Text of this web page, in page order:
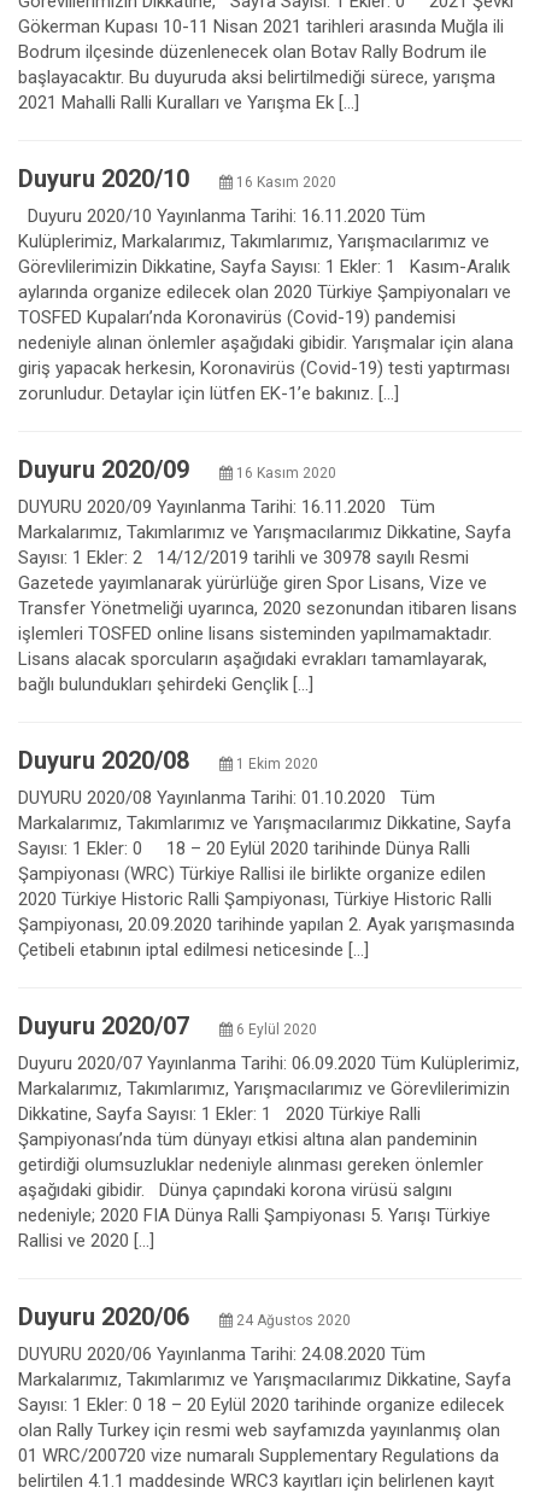
Gökerman Kupası 10-11 Nisan 2021 tarihleri arasında Muğla ili
Bodrum ilçesinde düzenlenecek olan Botav Rally Bodrum ile
başlayacaktır. Bu duyuruda aksi belirtilmediği sürece, yarışma
2021 Mahalli Ralli Kuralları ve Yarışma Ek […]
Duyuru 2020/10 16 Kasım 2020
Duyuru 2020/10 Yayınlanma Tarihi: 16.11.2020 Tüm
Kulüplerimiz, Markalarımız, Takımlarımız, Yarışmacılarımız ve
Görevlilerimizin Dikkatine, Sayfa Sayısı: 1 Ekler: 1 Kasım-Aralık
aylarında organize edilecek olan 2020 Türkiye Şampiyonaları ve
TOSFED Kupaları’nda Koronavirüs (Covid-19) pandemisi
nedeniyle alınan önlemler aşağıdaki gibidir. Yarışmalar için alana
giriş yapacak herkesin, Koronavirüs (Covid-19) testi yaptırması
zorunludur. Detaylar için lütfen EK-1’e bakınız. […]
Duyuru 2020/09 16 Kasım 2020
DUYURU 2020/09 Yayınlanma Tarihi: 16.11.2020 Tüm
Markalarımız, Takımlarımız ve Yarışmacılarımız Dikkatine, Sayfa
Sayısı: 1 Ekler: 2 14/12/2019 tarihli ve 30978 sayılı Resmi
Gazetede yayımlanarak yürürlüğe giren Spor Lisans, Vize ve
Transfer Yönetmeliği uyarınca, 2020 sezonundan itibaren lisans
işlemleri TOSFED online lisans sisteminden yapılmamaktadır.
Lisans alacak sporcuların aşağıdaki evrakları tamamlayarak,
bağlı bulundukları şehirdeki Gençlik […]
Duyuru 2020/08 1 Ekim 2020
DUYURU 2020/08 Yayınlanma Tarihi: 01.10.2020 Tüm
Markalarımız, Takımlarımız ve Yarışmacılarımız Dikkatine, Sayfa
Sayısı: 1 Ekler: 0 18 – 20 Eylül 2020 tarihinde Dünya Ralli
Şampiyonası (WRC) Türkiye Rallisi ile birlikte organize edilen
2020 Türkiye Historic Ralli Şampiyonası, Türkiye Historic Ralli
Şampiyonası, 20.09.2020 tarihinde yapılan 2. Ayak yarışmasında
Çetibeli etabının iptal edilmesi neticesinde […]
Duyuru 2020/07 6 Eylül 2020
Duyuru 2020/07 Yayınlanma Tarihi: 06.09.2020 Tüm Kulüplerimiz,
Markalarımız, Takımlarımız, Yarışmacılarımız ve Görevlilerimizin
Dikkatine, Sayfa Sayısı: 1 Ekler: 1 2020 Türkiye Ralli
Şampiyonası’nda tüm dünyayı etkisi altına alan pandeminin
getirdiği olumsuzluklar nedeniyle alınması gereken önlemler
aşağıdaki gibidir. Dünya çapındaki korona virüsü salgını
nedeniyle; 2020 FIA Dünya Ralli Şampiyonası 5. Yarışı Türkiye
Rallisi ve 2020 […]
Duyuru 2020/06 24 Ağustos 2020
DUYURU 2020/06 Yayınlanma Tarihi: 24.08.2020 Tüm
Markalarımız, Takımlarımız ve Yarışmacılarımız Dikkatine, Sayfa
Sayısı: 1 Ekler: 0 18 – 20 Eylül 2020 tarihinde organize edilecek
olan Rally Turkey için resmi web sayfamızda yayınlanmış olan
01 WRC/200720 vize numaralı Supplementary Regulations da
belirtilen 4.1.1 maddesinde WRC3 kayıtları için belirlenen kayıt